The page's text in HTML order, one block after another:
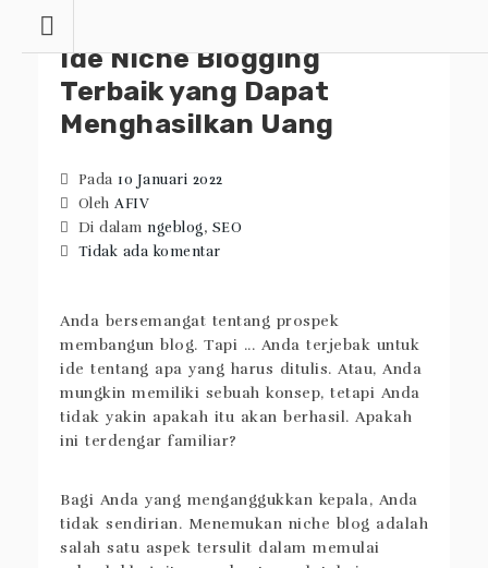
kontenIde Niche Blogging
Terbaik yang Dapat
Menghasilkan Uang
Pada 10 Januari 2022
Oleh AFIV
Di dalam ngeblog, SEO
Tidak ada komentar
Anda bersemangat tentang prospek
membangun blog. Tapi ... Anda terjebak untuk
ide tentang apa yang harus ditulis. Atau, Anda
mungkin memiliki sebuah konsep, tetapi Anda
tidak yakin apakah itu akan berhasil. Apakah
ini terdengar familiar?
Bagi Anda yang menganggukkan kepala, Anda
tidak sendirian. Menemukan niche blog adalah
salah satu aspek tersulit dalam memulai